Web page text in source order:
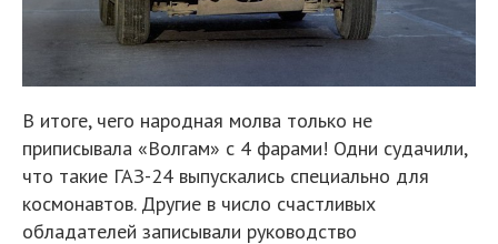
В итоге, чего народная молва только не
приписывала «Волгам» с 4 фарами! Одни судачили,
что такие ГАЗ-24 выпускались специально для
космонавтов. Другие в число счастливых
обладателей записывали руководство